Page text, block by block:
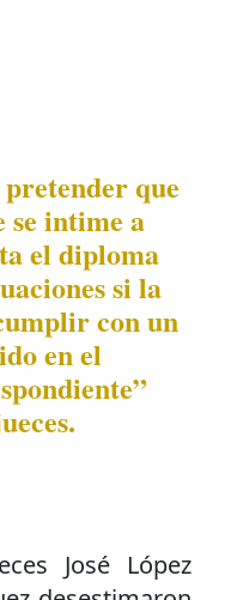
que
se intime a
el diploma
si la
con un
en el
José López